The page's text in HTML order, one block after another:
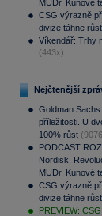
MUDr. Kunové
CSG výrazně
divize táhne
Víkendář: Trhy
(443x)
Nejčtenější
Goldman
příležitosti. U
100% růst
PODCAST
Nordisk.
MUDr. Kunové
CSG výrazně
divize táhne
PREVIEW: